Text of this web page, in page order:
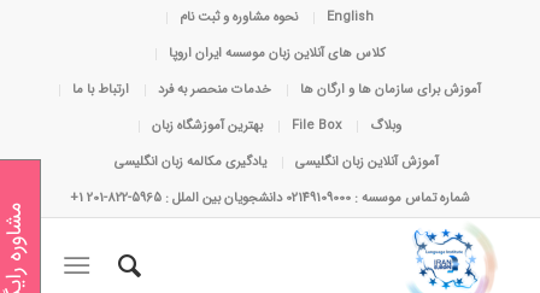
English
نحوه مشاوره و ثبت نام
کلاس های آنلاین زبان موسسه ایران اروپا
آموزش برای سازمان ها و ارگان ها
خدمات منحصر به فرد
ارتباط با ما
وبلاگ
File Box
بهترین آموزشگاه زبان
آموزش آنلاین زبان انگلیسی
یادگیری مکالمه زبان انگلیسی
شماره تماس موسسه : 02149109000 دانشجویان بین الملل : 5965-822-201 1+